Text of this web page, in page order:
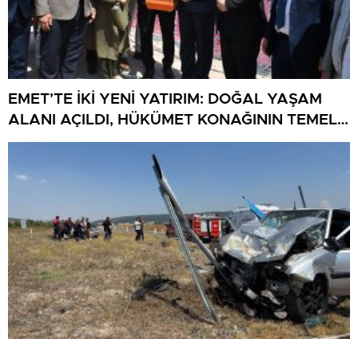
EMET’TE İKİ YENİ YATIRIM: DOĞAL YAŞAM
ALANI AÇILDI, HÜKÜMET KONAĞININ TEMELİ
ATILDI